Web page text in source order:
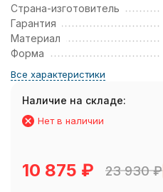
Страна-изготовитель
Гарантия
Материал
Форма
Все характеристики
Наличие на складе:
Нет в наличии
10 875 ₽ 23 930₽